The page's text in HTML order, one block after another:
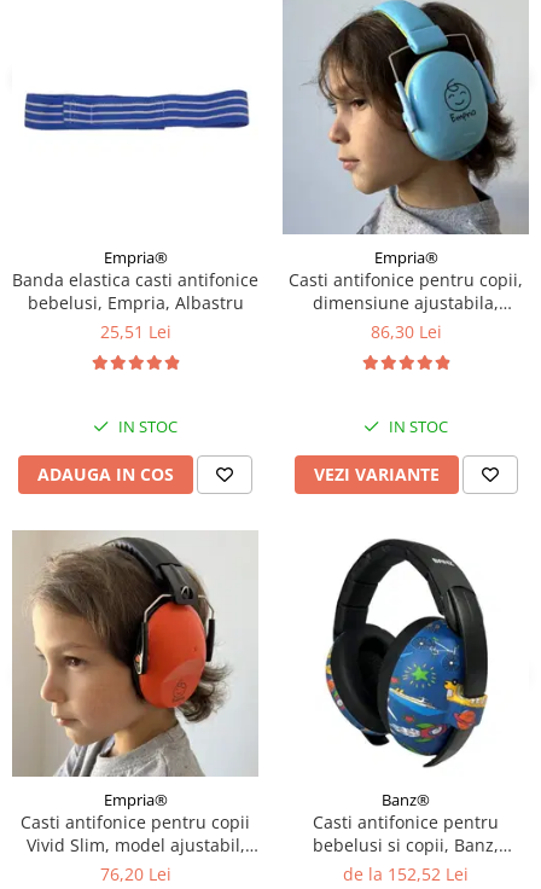
Empria®
Banda elastica casti antifonice
bebelusi, Empria, Albastru
25,51 Lei
IN STOC
ADAUGA IN COS
Empria®
Casti antifonice pentru copii,
dimensiune ajustabila,
Empria, Diverse culori
86,30 Lei
IN STOC
VEZI VARIANTE
Empria®
Casti antifonice pentru copii
Vivid Slim, model ajustabil,
Empria, Diverse culori
76,20 Lei
Banz®
Casti antifonice pentru
bebelusi si copii, Banz,
Bubzee, 3-36 luni, Diverse
de la 152,52 Lei